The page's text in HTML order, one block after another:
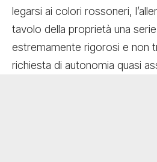
legarsi ai colori rossoneri,
tavolo della proprietà una
estremamente rigorosi e non
richiesta di autonomia quasi